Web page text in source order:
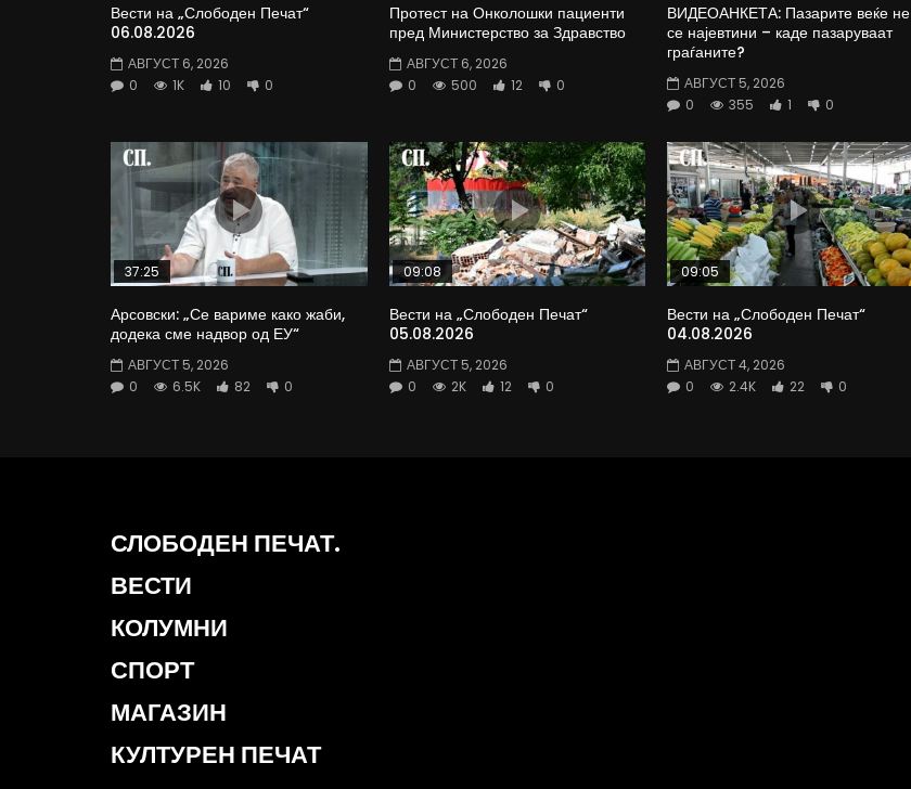
Вести на „Слободен Печат“
06.08.2026
АВГУСТ 6, 2026
0
1K 10 0
Протест на Онколошки пациенти
пред Министерство за Здравство
АВГУСТ 6, 2026
0
500 12 0
ВИДЕОАНКЕТА: Пазарите веќе не
се најевтини – каде пазаруваат
граѓаните?
АВГУСТ 5, 2026
0
355 1 0
37:25
Арсовски: „Се вариме како жаби,
додека сме надвор од ЕУ“
АВГУСТ 5, 2026
0
6.5K 82 0
09:08
Вести на „Слободен Печат“
05.08.2026
АВГУСТ 5, 2026
0
2K 12 0
09:05
Вести на „Слободен Печат“
04.08.2026
АВГУСТ 4, 2026
0
2.4K 22 0
СЛОБОДЕН ПЕЧАТ.
ВЕСТИ
КОЛУМНИ
СПОРТ
МАГАЗИН
КУЛТУРЕН ПЕЧАТ